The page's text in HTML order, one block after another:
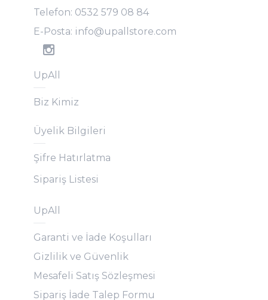
Telefon: 0532 579 08 84
E-Posta: info@upallstore.com
UpAll
Biz Kimiz
Üyelik Bilgileri
Şifre Hatırlatma
Sipariş Listesi
UpAll
Garanti ve İade Koşulları
Gizlilik ve Güvenlik
Mesafeli Satış Sözleşmesi
Sipariş İade Talep Formu